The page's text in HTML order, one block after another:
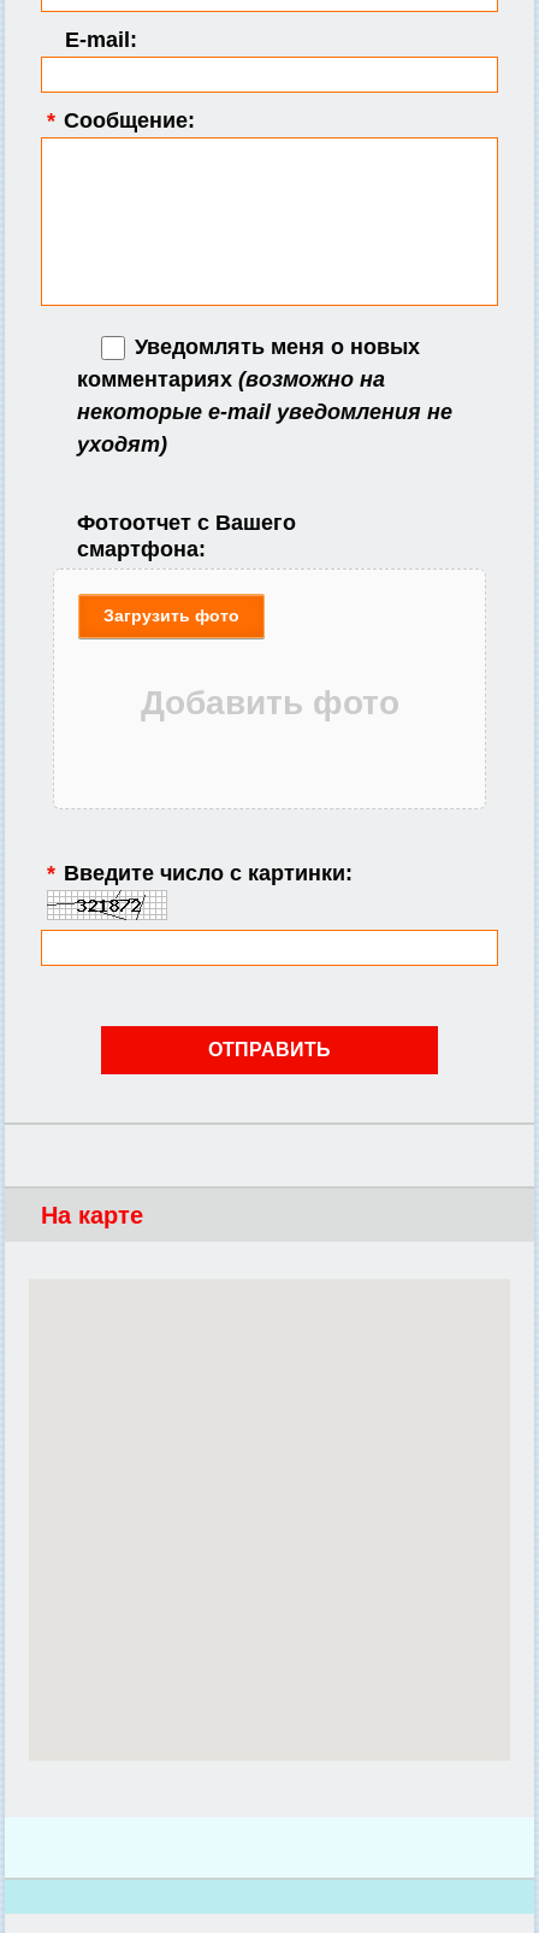
E-mail:
* Сообщение:
Уведомлять меня о новых
комментариях (возможно на
некоторые e-mail уведомления не
уходят)
Фотоотчет с Вашего
смартфона:
Загрузить фото
* Введите число с картинки:
На карте